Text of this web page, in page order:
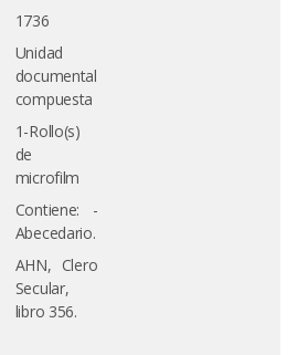
1736
Unidad
documental
compuesta
1-Rollo(s)
de
microfilm
Contiene: -
Abecedario.
AHN, Clero
Secular,
libro 356.